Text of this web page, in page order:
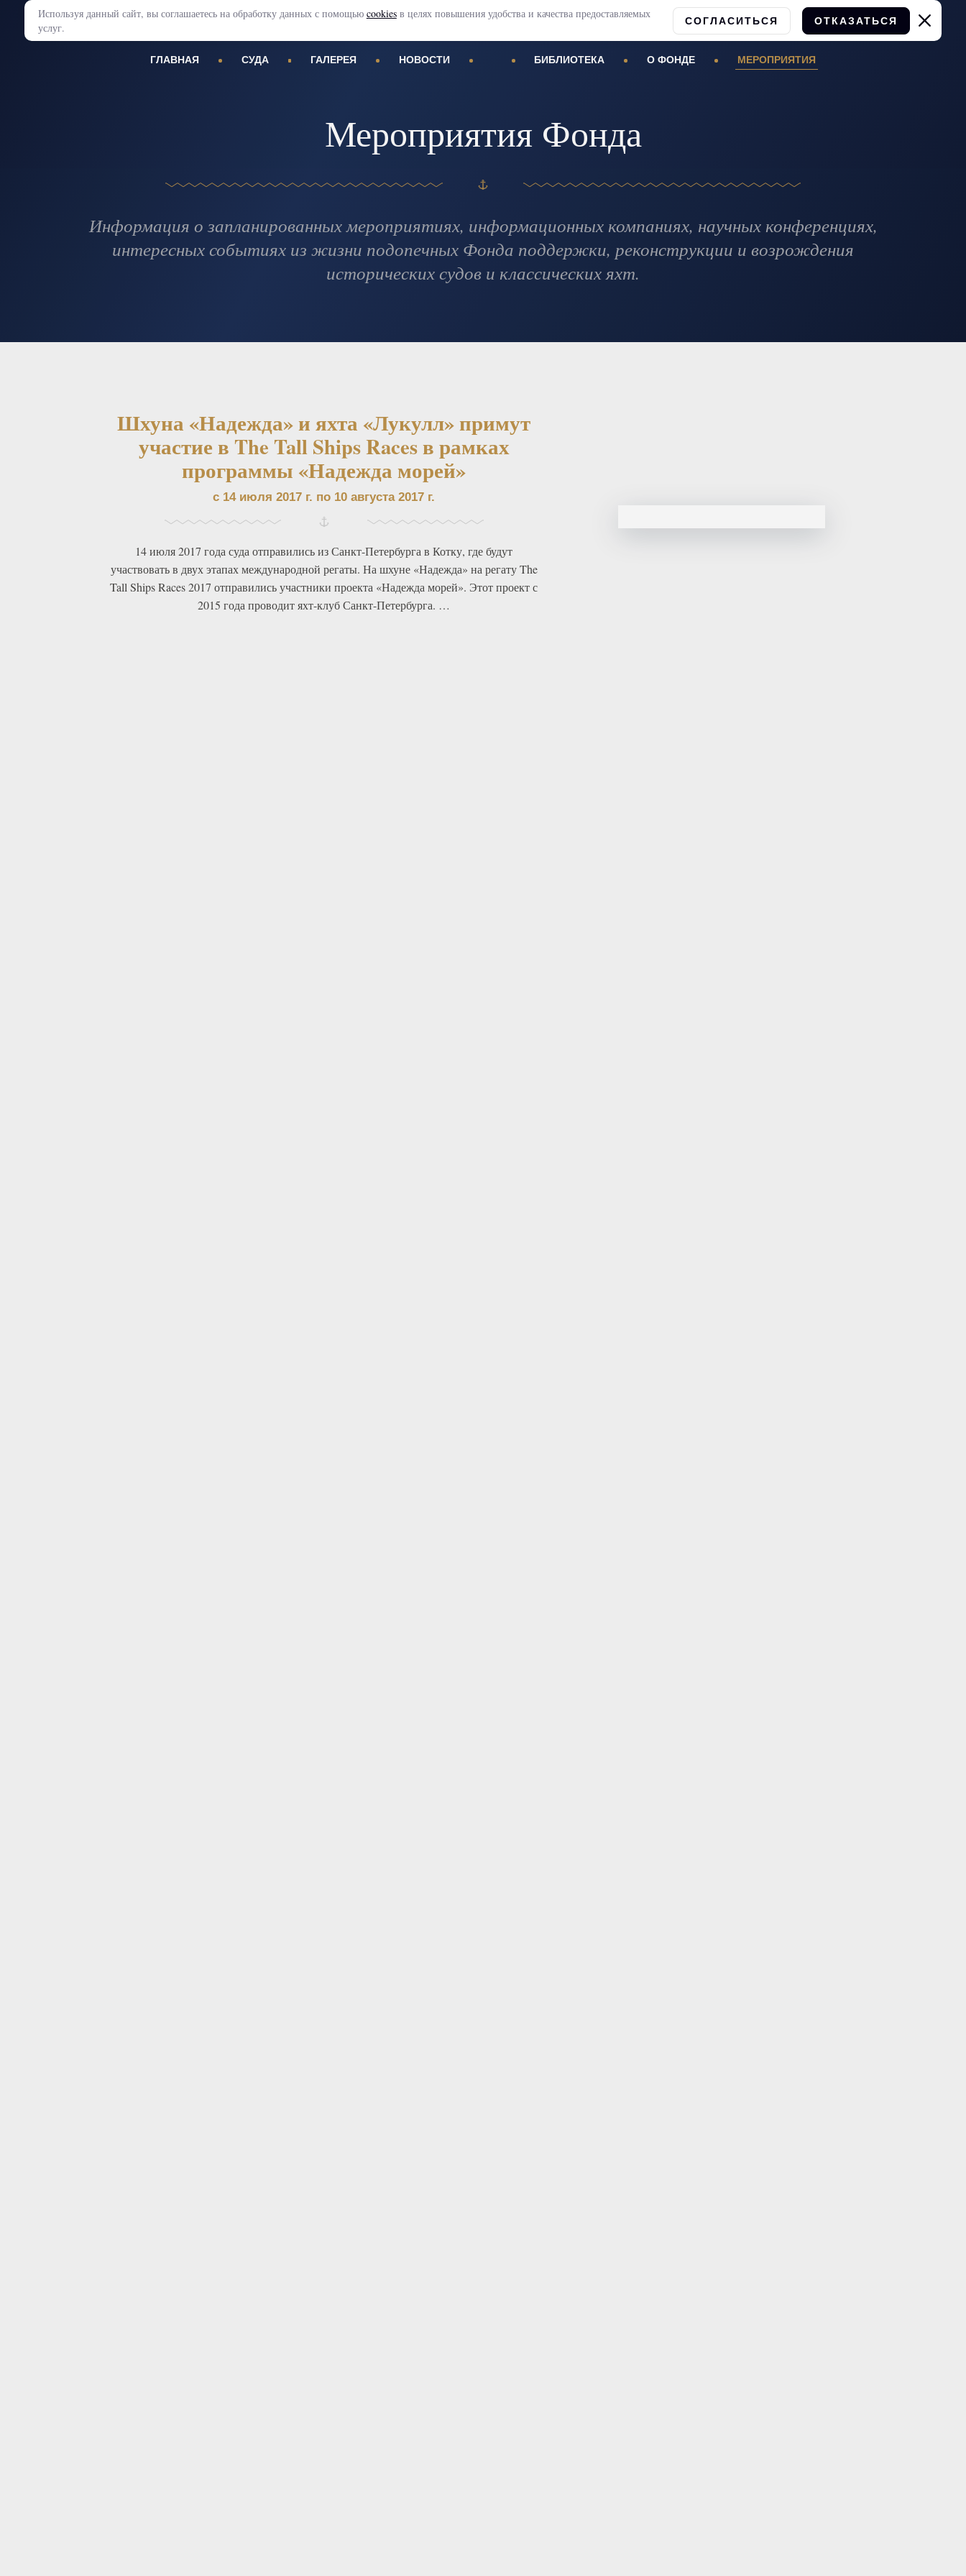
ГЛАВНАЯ СУДА ГАЛЕРЕЯ НОВОСТИ БИБЛИОТЕКА О ФОНДЕ МЕРОПРИЯТИЯ
Мероприятия Фонда
Информация о запланированных мероприятиях, информационных компаниях, научных конференциях,
интересных событиях из жизни подопечных Фонда поддержки, реконструкции и возрождения
исторических судов и классических яхт.
Шхуна «Надежда» и яхта «Лукулл» примут
участие в The Tall Ships Races в рамках
программы «Надежда морей»
с 14 июля 2017 г. по 10 августа 2017 г.
14 июля 2017 года суда отправились из Санкт-Петербурга в Котку, где будут
участвовать в двух этапах международной регаты. На шхуне «Надежда» на регату The
Tall Ships Races 2017 отправились участники проекта «Надежда морей». Этот проект с
2015 года проводит яхт-клуб Санкт-Петербурга. …
Используя данный сайт, вы соглашаетесь на обработку данных с помощью cookiesв целях повышения удобства и качества предоставляемых
услуг.
СОГЛАСИТЬСЯ ОТКАЗАТЬСЯ